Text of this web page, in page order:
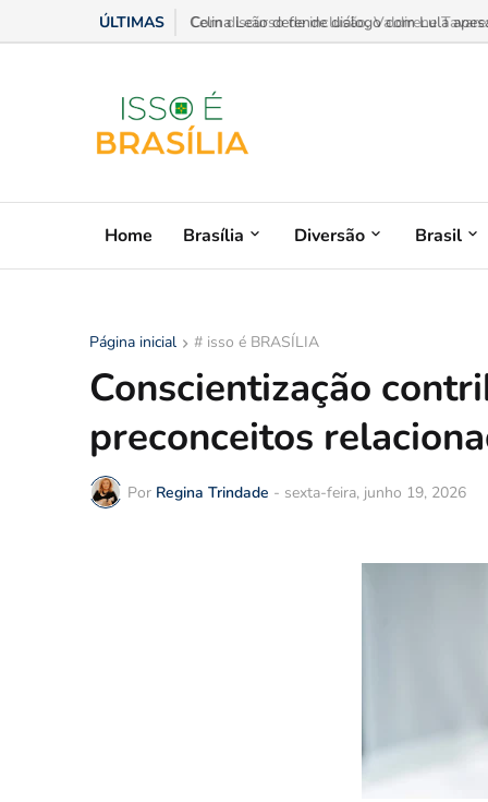
ÚLTIMAS Celina Leão defende diálogo com Lula
Home Brasília Diversão Brasil
Página inicial # isso é BRASÍLIA
Conscientização
preconceitos
Por Regina Trindade - sexta-feira, junho 19, 2026